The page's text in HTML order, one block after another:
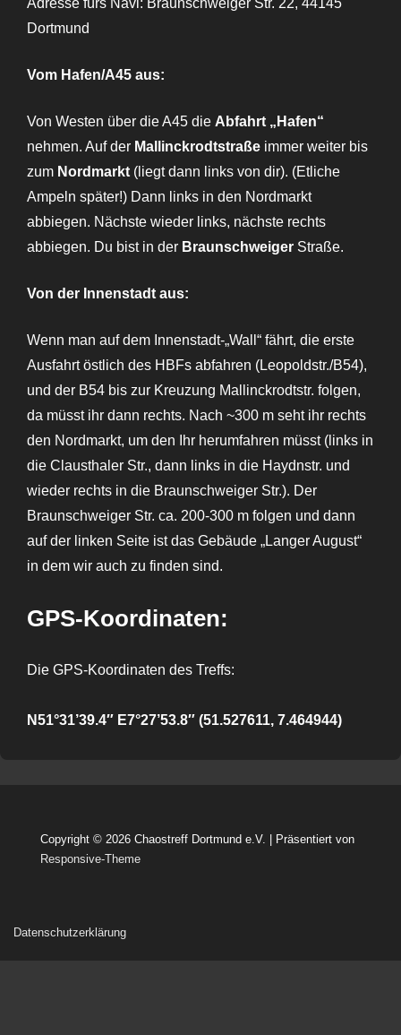
Adresse fürs Navi: Braunschweiger Str. 22, 44145
Dortmund
Vom Hafen/A45 aus:
Von Westen über die A45 die Abfahrt „Hafen“
nehmen. Auf der Mallinckrodtstraße immer weiter bis
zum Nordmarkt (liegt dann links von dir). (Etliche
Ampeln später!) Dann links in den Nordmarkt
abbiegen. Nächste wieder links, nächste rechts
abbiegen. Du bist in der Braunschweiger Straße.
Von der Innenstadt aus:
Wenn man auf dem Innenstadt-„Wall“ fährt, die erste
Ausfahrt östlich des HBFs abfahren (Leopoldstr./B54),
und der B54 bis zur Kreuzung Mallinckrodtstr. folgen,
da müsst ihr dann rechts. Nach ~300 m seht ihr rechts
den Nordmarkt, um den Ihr herumfahren müsst (links in
die Clausthaler Str., dann links in die Haydnstr. und
wieder rechts in die Braunschweiger Str.). Der
Braunschweiger Str. ca. 200-300 m folgen und dann
auf der linken Seite ist das Gebäude „Langer August“
in dem wir auch zu finden sind.
GPS-Koordinaten:
Die GPS-Koordinaten des Treffs:
N51°31’39.4″ E7°27’53.8″ (51.527611, 7.464944)
Copyright © 2026 Chaostreff Dortmund e.V.
| Präsentiert von
Responsive-Theme
Datenschutzerklärung